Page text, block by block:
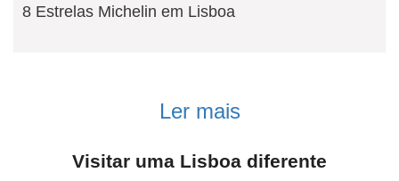
8 Estrelas Michelin em Lisboa
Ler mais
Visitar uma Lisboa diferente